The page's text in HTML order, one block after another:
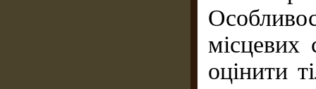
місцевих
оцінити